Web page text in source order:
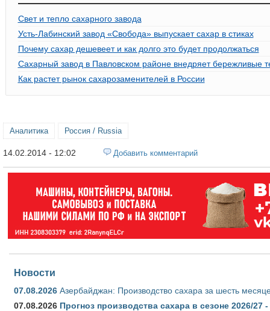
Свет и тепло сахарного завода
Усть-Лабинский завод «Свобода» выпускает сахар в стиках
Почему сахар дешевеет и как долго это будет продолжаться
Сахарный завод в Павловском районе внедряет бережливые
Как растет рынок сахарозаменителей в России
Аналитика Россия / Russia
14.02.2014 - 12:02 Добавить комментарий
Новости
07.08.2026 Азербайджан: Производство сахара за шесть
07.08.2026 Прогноз производства сахара в сезоне 2026/